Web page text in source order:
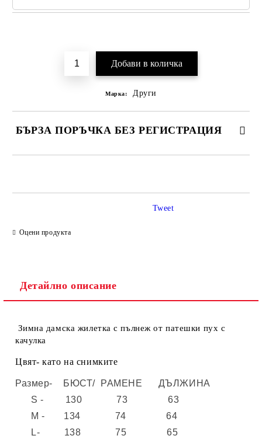
Марка: Други
БЪРЗА ПОРЪЧКА БЕЗ РЕГИСТРАЦИЯ
Оцени продукта
Tweet
Детайлно описание
Зимна дамска жилетка с пълнеж от патешки пух с
качулка
Цвят- като на снимките
Размер- БЮСТ/ РАМЕНЕ ДЪЛЖИНА
S - 130 73 63
M - 134 74 64
L- 138 75 65